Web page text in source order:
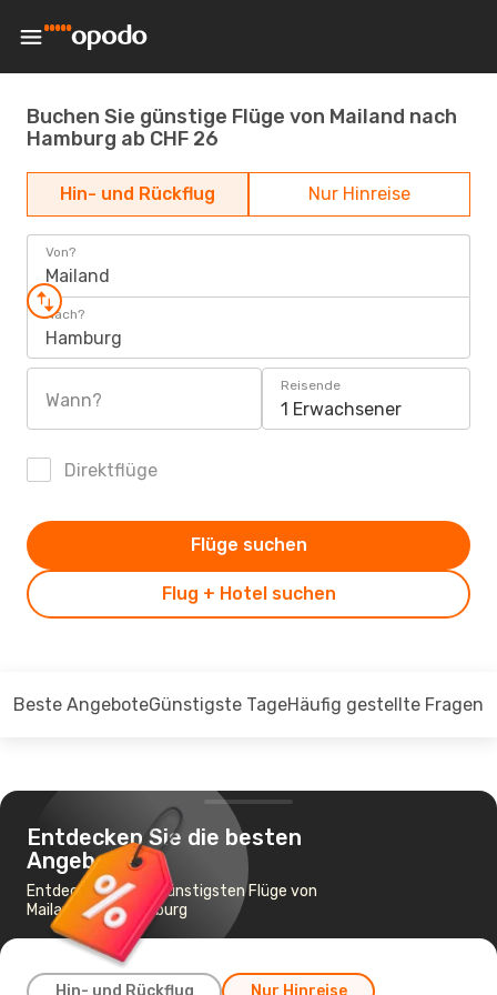
Buchen Sie günstige Flüge von Mailand nach
Hamburg ab CHF 26
Hin- und Rückflug Nur Hinreise
Von?
Mailand
Nach?
Hamburg
Wann?
Reisende
1 Erwachsener
Direktflüge
Flug + Hotel suchen
Flüge suchen
Beste AngeboteGünstigste TageHäufig gestellte Fragen
Entdecken Sie die besten
Angebote
Entdecken Sie die günstigsten Flüge von
Mailand nach Hamburg
Hin- und Rückflug Nur Hinreise